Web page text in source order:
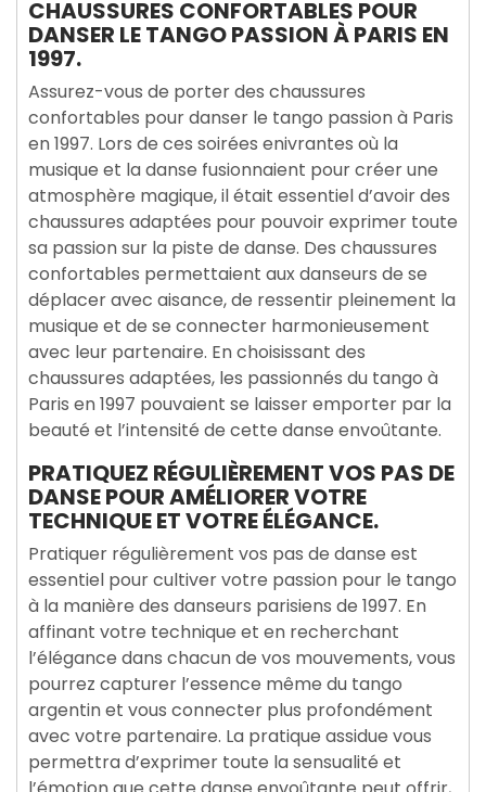
CHAUSSURES CONFORTABLES POUR
DANSER LE TANGO PASSION À PARIS EN
1997.
Assurez-vous de porter des chaussures
confortables pour danser le tango passion à Paris
en 1997. Lors de ces soirées enivrantes où la
musique et la danse fusionnaient pour créer une
atmosphère magique, il était essentiel d’avoir des
chaussures adaptées pour pouvoir exprimer toute
sa passion sur la piste de danse. Des chaussures
confortables permettaient aux danseurs de se
déplacer avec aisance, de ressentir pleinement la
musique et de se connecter harmonieusement
avec leur partenaire. En choisissant des
chaussures adaptées, les passionnés du tango à
Paris en 1997 pouvaient se laisser emporter par la
beauté et l’intensité de cette danse envoûtante.
PRATIQUEZ RÉGULIÈREMENT VOS PAS DE
DANSE POUR AMÉLIORER VOTRE
TECHNIQUE ET VOTRE ÉLÉGANCE.
Pratiquer régulièrement vos pas de danse est
essentiel pour cultiver votre passion pour le tango
à la manière des danseurs parisiens de 1997. En
affinant votre technique et en recherchant
l’élégance dans chacun de vos mouvements, vous
pourrez capturer l’essence même du tango
argentin et vous connecter plus profondément
avec votre partenaire. La pratique assidue vous
permettra d’exprimer toute la sensualité et